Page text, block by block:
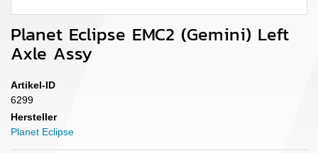
Planet Eclipse EMC2 (Gemini) Left
Axle Assy
Artikel-ID
6299
Hersteller
Planet Eclipse